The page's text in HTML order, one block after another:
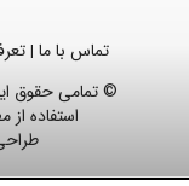
تماس با ما |
© تمامی حقوق
استفاده